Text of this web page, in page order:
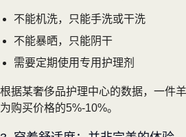
不能机洗，只能手洗或干洗
不能暴晒，只能阴干
需要定期使用专用护理剂
根据某奢侈品护理中心的数据，一件
为购买价格的5%-10%。